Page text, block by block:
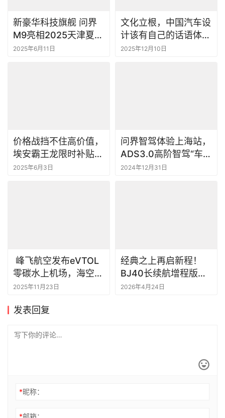
新豪华科技旗舰 问界
M9亮相2025天津夏季
达沃斯论坛
2025年6月11日
文化立根，中国汽车设
计该有自己的话语体系
了
2025年12月10日
价格战挡不住高价值，
埃安霸王龙限时补贴至
高3.5万
2025年6月3日
问界智驾体验上海站，
ADS3.0高阶智驾“车位
到车位”
2024年12月31日
峰飞航空发布eVTOL
零碳水上机场，海空一
体低空经济初现曙光
2025年11月23日
经典之上再启新程！
BJ40长续航增程版可
城可野极安全
2026年4月24日
发表回复
*昵称：
*邮箱：